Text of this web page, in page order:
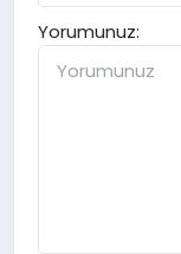
Yorumunuz: